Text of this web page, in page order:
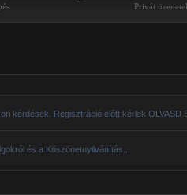
Privát
kérdések. Regisztráció előtt kérlek OLVASD
és a Köszönetnyilvánítás...